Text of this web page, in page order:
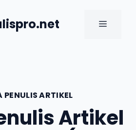
MENU
PENULIS ARTIKEL
Artikel